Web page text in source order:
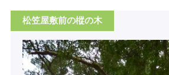
松笠屋敷前の樅の木